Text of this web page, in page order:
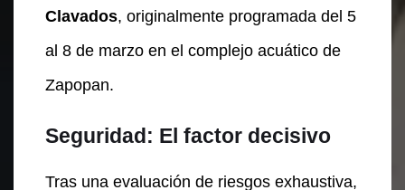
Clavados, originalmente programada del 5
al 8 de marzo en el complejo acuático de
Zapopan.
Seguridad: El factor decisivo
Tras una evaluación de riesgos exhaustiva,